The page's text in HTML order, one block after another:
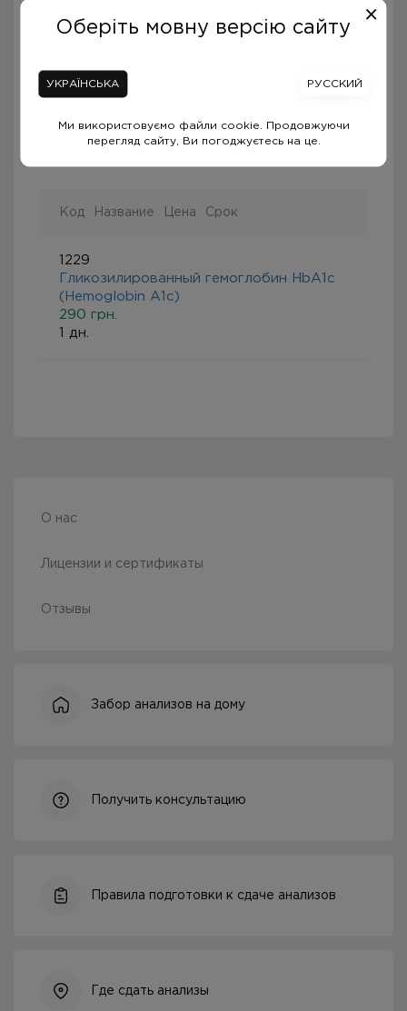
О нас
Лицензии и сертификаты
Отзывы
Забор анализов на дому
Получить консультацию
Правила подготовки к сдаче анализов
Где сдать анализы
Задати запитання
Код Название Цена Срок
1229
Гликозилированный гемоглобин HbA1c
(Hemoglobin A1c)
290 грн.
1 дн.
Оберіть мовну версію сайту
УКРАЇНСЬКА РУССКИЙ
Ми використовуємо файли cookie. Продовжуючи
перегляд сайту, Ви погоджуєтесь на це.